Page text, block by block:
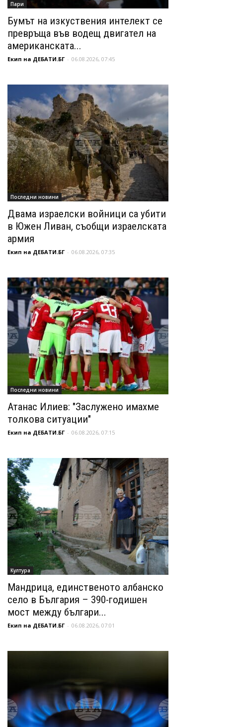
Пари
Бумът на изкуствения интелект се
превръща във водещ двигател на
американската...
Екип на ДЕБАТИ.БГ - 06.08.2026, 07:45
Последни новини
Двама израелски войници са убити
в Южен Ливан, съобщи израелската
армия
Екип на ДЕБАТИ.БГ - 06.08.2026, 07:35
Последни новини
Атанас Илиев: "Заслужено имахме
толкова ситуации"
Екип на ДЕБАТИ.БГ - 06.08.2026, 07:15
Култура
Мандрица, единственото албанско
село в България – 390-годишен
мост между българи...
Екип на ДЕБАТИ.БГ - 06.08.2026, 07:01